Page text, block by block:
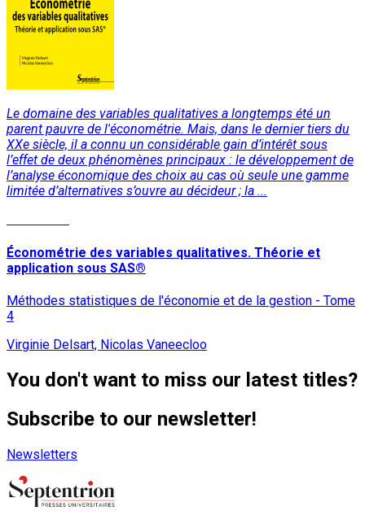
Le domaine des variables qualitatives a longtemps été un
parent pauvre de l'économétrie. Mais, dans le dernier tiers du
XXe siècle, il a connu un considérable gain d’intérêt sous
l’effet de deux phénomènes principaux : le développement de
l’analyse économique des choix au cas où seule une gamme
limitée d’alternatives s’ouvre au décideur ; la ...
Économétrie des variables qualitatives. Théorie et
application sous SAS®
Méthodes statistiques de l'économie et de la gestion - Tome
4
Virginie Delsart, Nicolas Vaneecloo
You don't want to miss our latest titles?
Subscribe to our newsletter!
Newsletters